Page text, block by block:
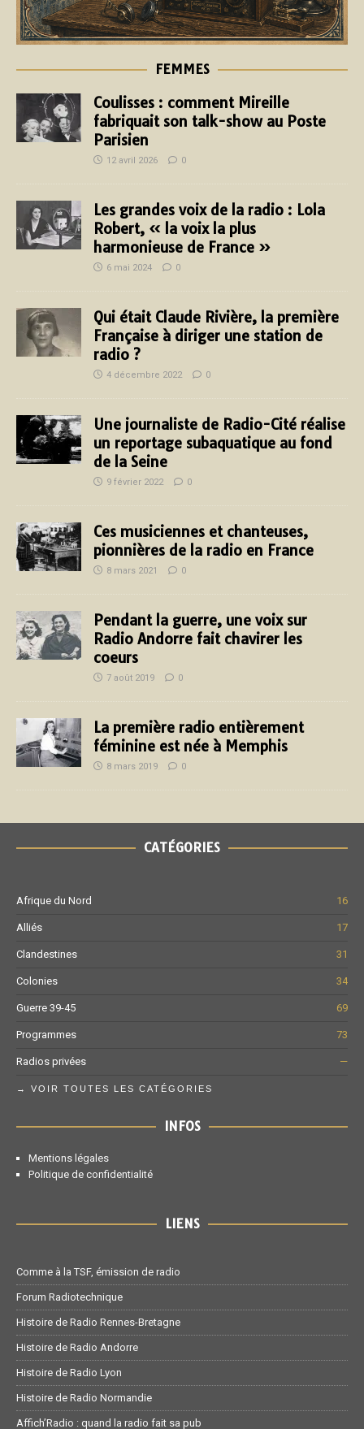
FEMMES
Coulisses : comment Mireille
fabriquait son talk-show au Poste
Parisien
12 avril 2026 0
Les grandes voix de la radio : Lola
Robert, « la voix la plus
harmonieuse de France »
6 mai 2024 0
Qui était Claude Rivière, la première
Française à diriger une station de
radio ?
4 décembre 2022 0
Une journaliste de Radio-Cité réalise
un reportage subaquatique au fond
de la Seine
9 février 2022 0
Ces musiciennes et chanteuses,
pionnières de la radio en France
8 mars 2021 0
Pendant la guerre, une voix sur
Radio Andorre fait chavirer les
coeurs
7 août 2019 0
La première radio entièrement
féminine est née à Memphis
8 mars 2019 0
CATÉGORIES
Afrique du Nord 16
Alliés 17
Clandestines 31
Colonies 34
Guerre 39-45 69
Programmes 73
Radios privées —
→ VOIR TOUTES LES CATÉGORIES
INFOS
Mentions légales
Politique de confidentialité
LIENS
Comme à la TSF, émission de radio
Forum Radiotechnique
Histoire de Radio Rennes-Bretagne
Histoire de Radio Andorre
Histoire de Radio Lyon
Histoire de Radio Normandie
Affich’Radio : quand la radio fait sa pub